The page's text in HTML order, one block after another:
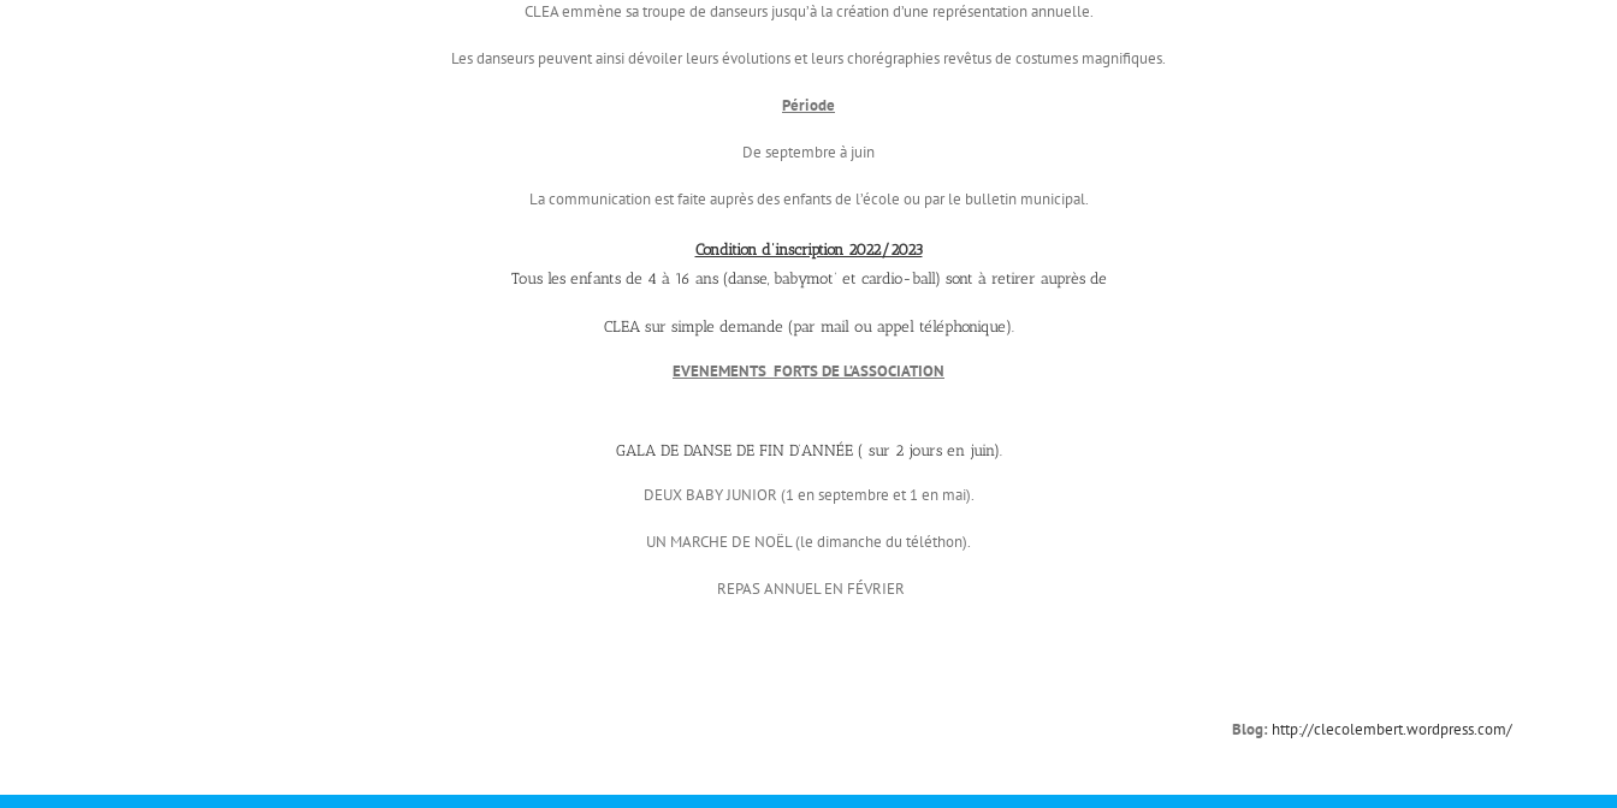
CLEA emmène sa troupe de danseurs jusqu’à la création d’une représentation annuelle.
Les danseurs peuvent ainsi dévoiler leurs évolutions et leurs chorégraphies revêtus de costumes magnifiques.
Période
De septembre à juin
La communication est faite auprès des enfants de l’école ou par le bulletin municipal.
Condition d’inscription 2022/2023
Tous les enfants de 4 à 16 ans (danse, babymot’ et cardio-ball) sont à retirer auprès de
CLEA sur simple demande (par mail ou appel téléphonique).
EVENEMENTS FORTS DE L’ASSOCIATION
GALA DE DANSE DE FIN D’ANNÉE ( sur 2 jours en juin).
DEUX BABY JUNIOR (1 en septembre et 1 en mai).
UN MARCHE DE NOËL (le dimanche du téléthon).
REPAS ANNUEL EN FÉVRIER
Blog: http://clecolembert.wordpress.com/